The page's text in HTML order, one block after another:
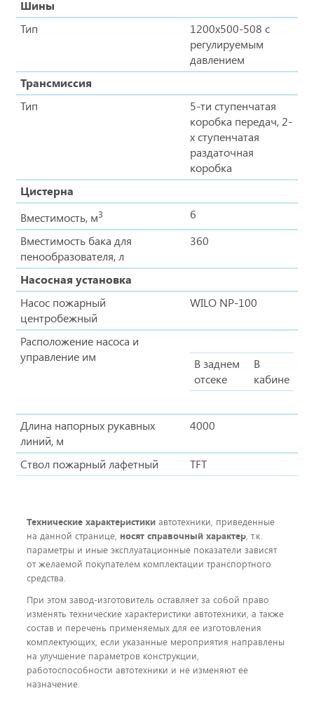
Шины
Тип
1200х500-508 с
регулируемым
давлением
Трансмиссия
Тип
5-ти ступенчатая
коробка передач, 2-
х ступенчатая
раздаточная
коробка
Цистерна
Вместимость, м3
6
Вместимость бака для
пенообразователя, л
360
Насосная установка
Насос пожарный
центробежный
WILO NP-100
Расположение насоса и
управление им
В заднем
отсеке
В
кабине
Длина напорных рукавных
линий, м
4000
Ствол пожарный лафетный TFT
Технические характеристики автотехники, приведенные
на данной странице, носят справочный характер, т.к.
параметры и иные эксплуатационные показатели зависят
от желаемой покупателем комплектации транспортного
средства.
При этом завод-изготовитель оставляет за собой право
изменять технические характеристики автотехники, а также
состав и перечень применяемых для ее изготовления
комплектующих, если указанные мероприятия направлены
на улучшение параметров конструкции,
работоспособности автотехники и не изменяют ее
назначение.